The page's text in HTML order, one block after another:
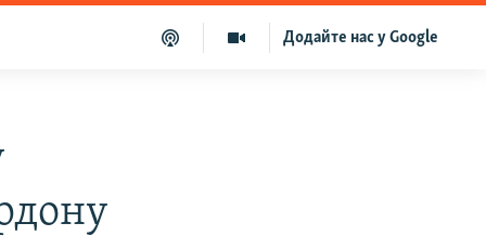
Додайте нас у Google